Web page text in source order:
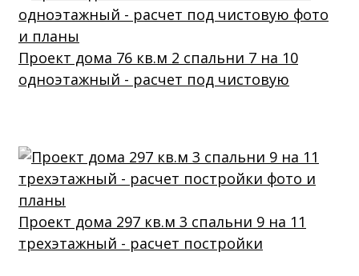
Проект дома 76 кв.м 2 спальни 7 на 10
одноэтажный - расчет под чистовую
Проект дома 297 кв.м 3 спальни 9 на 11
трехэтажный - расчет постройки